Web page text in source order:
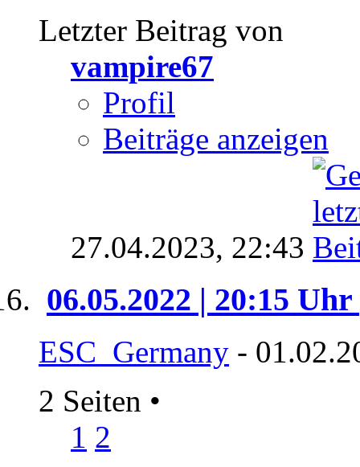
Letzter Beitrag von
vampire67
Profil
Beiträge anzeigen
27.04.2023, 22:43
06.05.2022 | 20:15
ESC_Germany -
2 Seiten •
1 2